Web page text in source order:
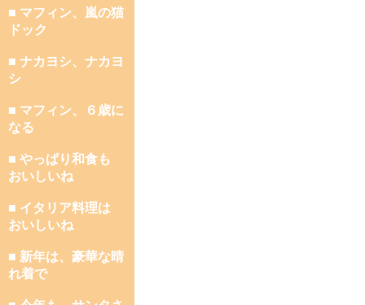
■ マフィン、嵐の猫
ドック
■ ナカヨシ、ナカヨ
シ
■ マフィン、６歳に
なる
■ やっぱり和食も
おいしいね
■ イタリア料理は
おいしいね
■ 新年は、豪華な晴
れ着で